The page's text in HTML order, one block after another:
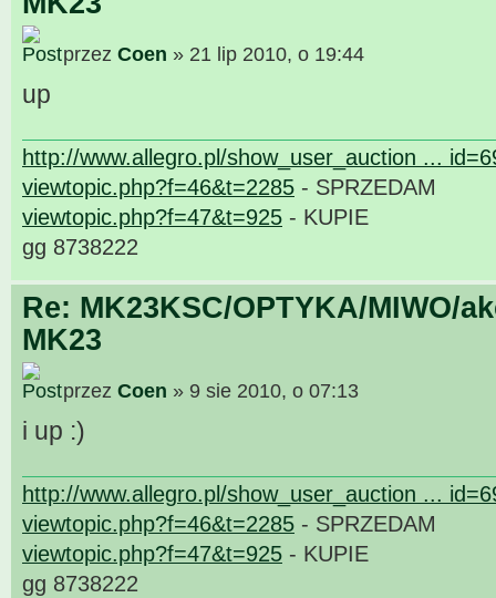
przez Coen » 21 lip 2010, o 19:44
up
http://www.allegro.pl/show_user_auction ...
viewtopic.php?f=46&t=2285 - SPRZEDAM
viewtopic.php?f=47&t=925 - KUPIE
gg 8738222
Re: MK23KSC/OPTYKA/MIWO/
MK23
przez Coen » 9 sie 2010, o 07:13
i up :)
http://www.allegro.pl/show_user_auction ...
viewtopic.php?f=46&t=2285 - SPRZEDAM
viewtopic.php?f=47&t=925 - KUPIE
gg 8738222